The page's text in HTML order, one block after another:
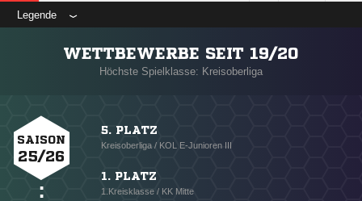
Legende
WETTBEWERBE SEIT 19/20
Höchste Spielklasse: Kreisoberliga
SAISON
25/26
5. PLATZ
Kreisoberliga / KOL E-Junioren III
1. PLATZ
1.Kreisklasse / KK Mitte